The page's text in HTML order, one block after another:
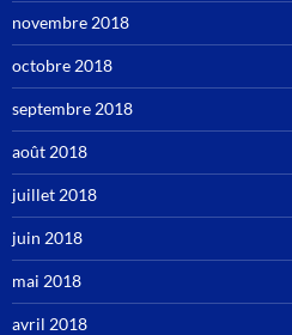
novembre 2018
octobre 2018
septembre 2018
août 2018
juillet 2018
juin 2018
mai 2018
avril 2018